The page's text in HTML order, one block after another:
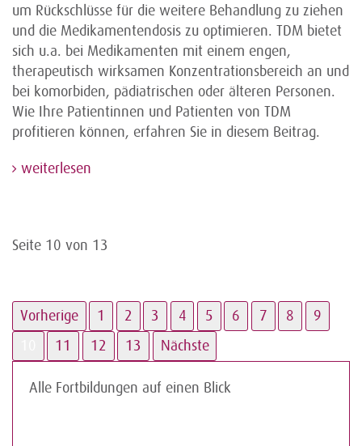
um Rückschlüsse für die weitere Behandlung zu ziehen
und die Medikamentendosis zu optimieren. TDM bietet
sich u.a. bei Medikamenten mit einem engen,
therapeutisch wirksamen Konzentrationsbereich an und
bei komorbiden, pädiatrischen oder älteren Personen.
Wie Ihre Patientinnen und Patienten von TDM
profitieren können, erfahren Sie in diesem Beitrag.
weiterlesen
Seite 10 von 13
Vorherige 1 2 3 4 5 6 7 8
9
11 12 13 Nächste
Alle Fortbildungen auf einen Blick